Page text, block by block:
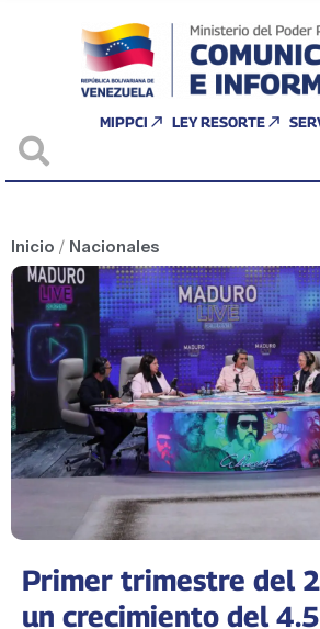
MIPPCI LEY RESORTE
Inicio / Nacionales
Primer trimestre del
un crecimiento del